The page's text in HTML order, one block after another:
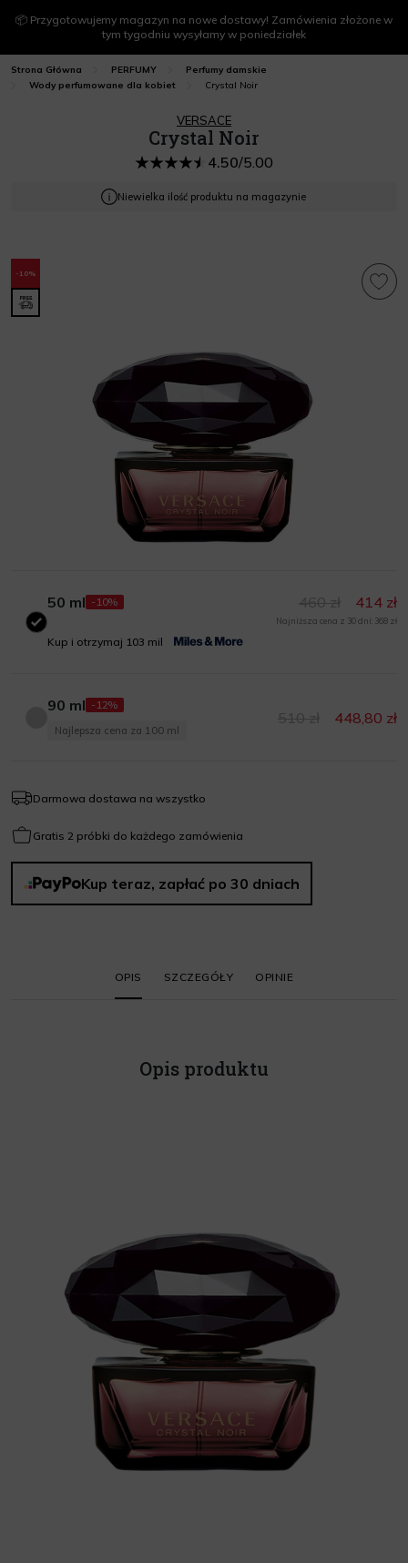
📦 Przygotowujemy magazyn na nowe dostawy! Zamówienia złożone w
tym tygodniu wysyłamy w poniedziałek
Strona Główna PERFUMY
Perfumy damskie
Wody perfumowane dla kobiet
Crystal Noir
VERSACE
Crystal Noir
4.50/5.00
Niewielka ilość produktu na magazynie
-10%
50 ml
50 ml -10%
Kup i otrzymaj 103 mil
414 zł
Najniższa cena z 30 dni: 368 zł
90 ml
90 ml -12%
Najlepsza cena za 100 ml
448,80 zł
Darmowa dostawa na wszystko
Gratis 2 próbki do każdego zamówienia
Kup teraz, zapłać po 30 dniach
OPIS SZCZEGÓŁY OPINIE
Opis produktu